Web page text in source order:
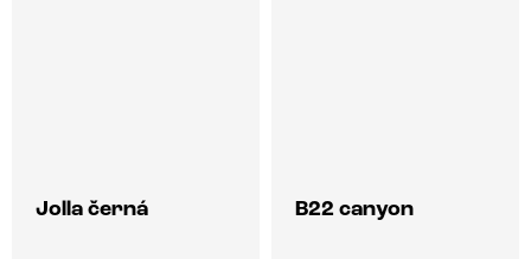
Jolla černá B22 canyon